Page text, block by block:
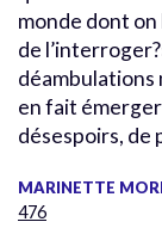
monde dont
de
déambulations
en fait
désespoirs, de
MARINETTE
476